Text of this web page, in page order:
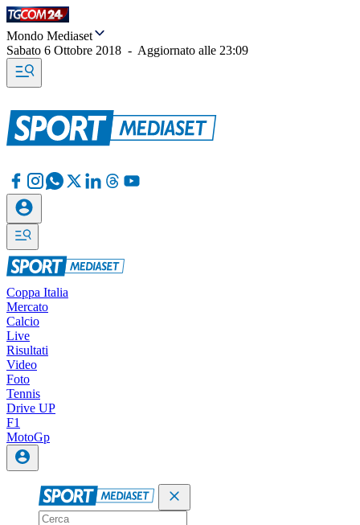
Mondo Mediaset
Sabato 6 Ottobre 2018 - Aggiornato alle 23:09
Coppa Italia
Mercato
Calcio
Live
Risultati
Video
Foto
Tennis
Drive UP
F1
MotoGp